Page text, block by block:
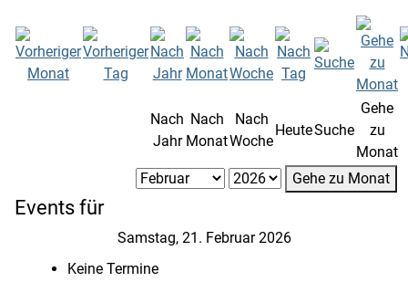
Nach
Jahr
Nach
Monat
Nach
Woche
HeuteSuche
Gehe
zu
Monat
Gehe zu Monat
Events für
Samstag, 21. Februar 2026
Keine Termine